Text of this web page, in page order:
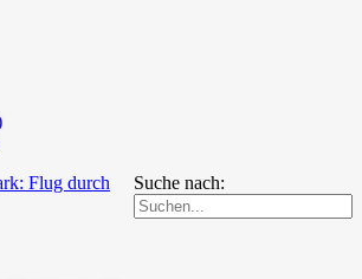
Suche nach:
Flug durch